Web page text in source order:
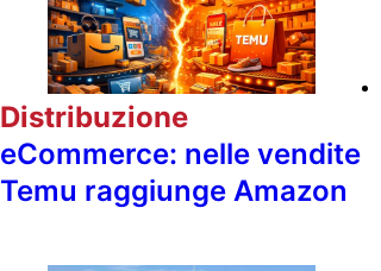
Distribuzione
eCommerce: nelle vendite
Temu raggiunge Amazon